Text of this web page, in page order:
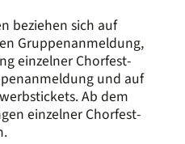
beziehen sich auf
Gruppenanmeldung,
einzelner Chorfest-
und auf
Ab dem
einzelner Chorfest-